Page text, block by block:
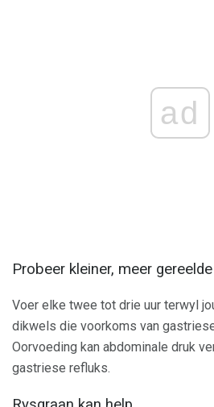
ad
Probeer kleiner, meer
Voer elke twee tot drie uur terwyl
dikwels die voorkoms van
Oorvoeding kan abdominale druk
gastriese refluks.